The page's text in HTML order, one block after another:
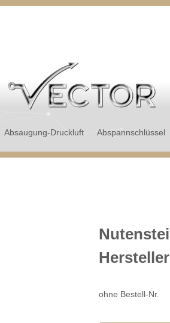
Absaugung-Druckluft Abspannschlüssel
Hersteller
ohne Bestell-Nr.